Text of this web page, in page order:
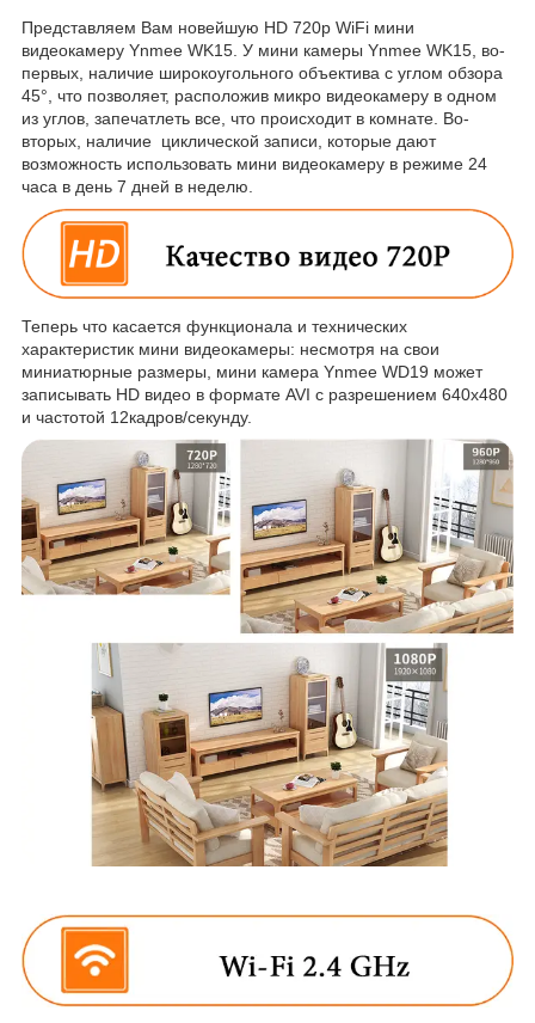
Представляем Вам новейшую HD 720p WiFi мини
видеокамеру Ynmee WK15. У мини камеры Ynmee WK15, во-
первых, наличие широкоугольного объектива с углом обзора
45°, что позволяет, расположив микро видеокамеру в одном
из углов, запечатлеть все, что происходит в комнате. Во-
вторых, наличие циклической записи, которые дают
возможность использовать мини видеокамеру в режиме 24
часа в день 7 дней в неделю.
Теперь что касается функционала и технических
характеристик мини видеокамеры: несмотря на свои
миниатюрные размеры, мини камера Ynmee WD19 может
записывать HD видео в формате AVI с разрешением 640х480
и частотой 12кадров/секунду.